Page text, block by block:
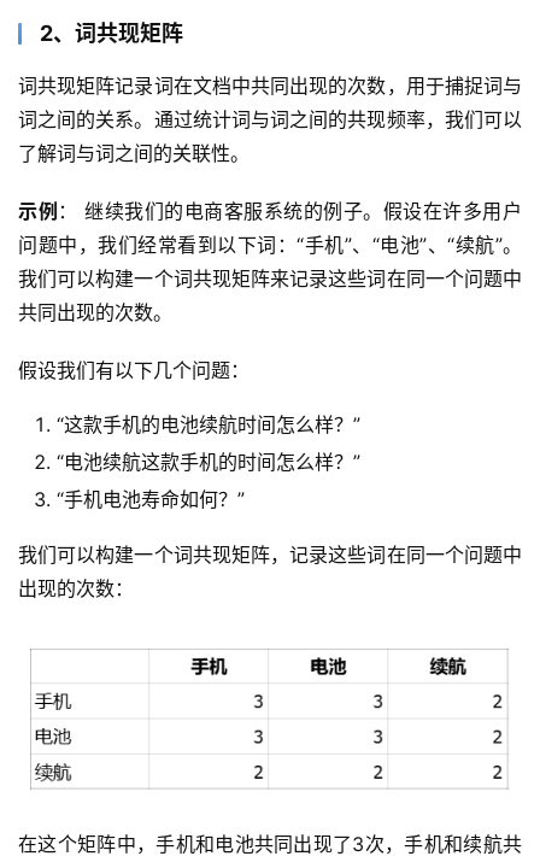
2、词共现矩阵
词共现矩阵记录词在文档中共同出现的次数，用于捕捉词与
词之间的关系。通过统计词与词之间的共现频率，我们可以
了解词与词之间的关联性。
示例 ： 继续我们的电商客服系统的例子。假设在许多用户
问题中，我们经常看到以下词：“手机”、“电池”、“续航”。
我们可以构建一个词共现矩阵来记录这些词在同一个问题中
共同出现的次数。
假设我们有以下几个问题：
“这款手机的电池续航时间怎么样？”
“电池续航这款手机的时间怎么样？”
“手机电池寿命如何？”
我们可以构建一个词共现矩阵，记录这些词在同一个问题中
出现的次数：
在这个矩阵中，手机和电池共同出现了3次，手机和续航共